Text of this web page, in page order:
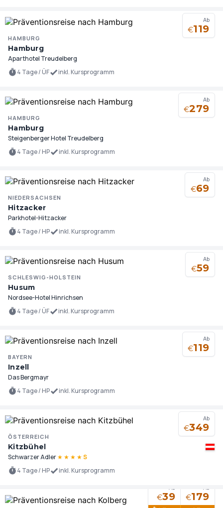
Ab
€119
HAMBURG
Hamburg
Aparthotel Treudelberg
4 Tage / ÜF
inkl. Kursprogramm
Ab
€279
HAMBURG
Hamburg
Steigenberger Hotel Treudelberg
4 Tage / HP
inkl. Kursprogramm
Ab
€69
NIEDERSACHSEN
Hitzacker
Parkhotel-Hitzacker
4 Tage / HP
inkl. Kursprogramm
Ab
€59
SCHLESWIG-HOLSTEIN
Husum
Nordsee-Hotel Hinrichsen
4 Tage / ÜF
inkl. Kursprogramm
Ab
€119
BAYERN
Inzell
Das Bergmayr
4 Tage / HP
inkl. Kursprogramm
Ab
€349
ÖSTERREICH
Kitzbühel
Schwarzer Adler★ ★ ★ ★S
4 Tage / HP
inkl. Kursprogramm
€39 €179